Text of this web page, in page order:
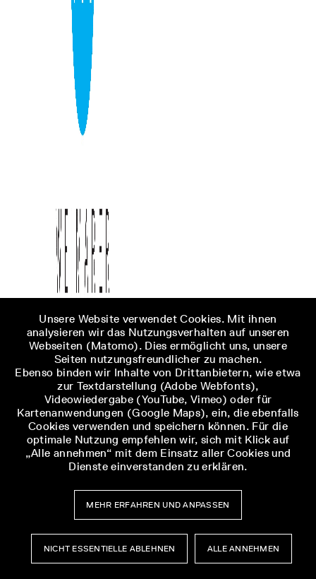
Unsere Website verwendet Cookies. Mit ihnen
analysieren wir das Nutzungsverhalten auf unseren
Webseiten (Matomo). Dies ermöglicht uns, unsere
Seiten nutzungsfreundlicher zu machen.
Ebenso binden wir Inhalte von Drittanbietern, wie etwa
zur Textdarstellung (Adobe Webfonts),
Videowiedergabe (YouTube, Vimeo) oder für
Kartenanwendungen (Google Maps), ein, die ebenfalls
Cookies verwenden und speichern können. Für die
optimale Nutzung empfehlen wir, sich mit Klick auf
„Alle annehmen“ mit dem Einsatz aller Cookies und
Dienste einverstanden zu erklären.
MEHR ERFAHREN UND ANPASSEN
NICHT ESSENTIELLE ABLEHNEN ALLE ANNEHMEN